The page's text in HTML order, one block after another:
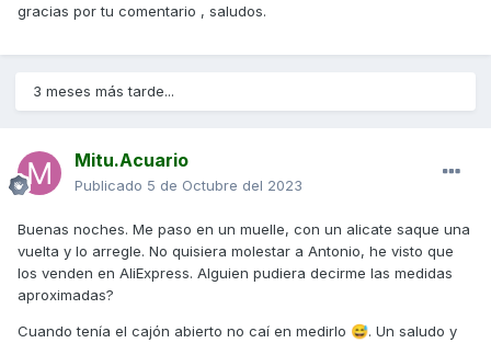
gracias por tu comentario , saludos.
3 meses más tarde...
Mitu.Acuario
Publicado 5 de Octubre del 2023
Buenas noches. Me paso en un muelle, con un alicate saque una
vuelta y lo arregle. No quisiera molestar a Antonio, he visto que
los venden en AliExpress. Alguien pudiera decirme las medidas
aproximadas?
Cuando tenía el cajón abierto no caí en medirlo 😅. Un saludo y